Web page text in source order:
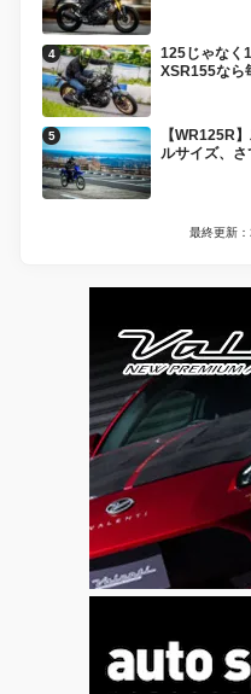
125じゃなく
XSR155なら
【WR125R
ルサイズ、
最終更新